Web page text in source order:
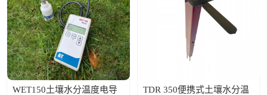
WET150土壤水分温度电导
TDR 350便携式土壤水分温